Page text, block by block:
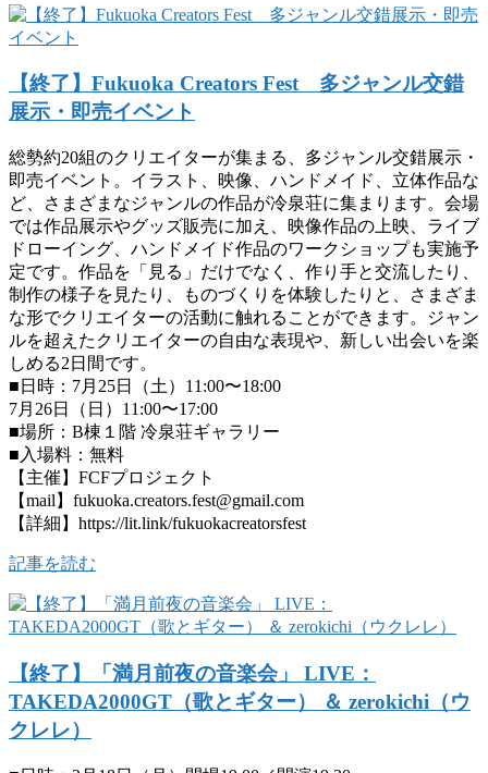
【終了】Fukuoka Creators Fest 多ジャンル交錯
展示・即売イベント
総勢約20組のクリエイターが集まる、多ジャンル交錯展示・
即売イベント。イラスト、映像、ハンドメイド、立体作品な
ど、さまざまなジャンルの作品が冷泉荘に集まります。会場
では作品展示やグッズ販売に加え、映像作品の上映、ライブ
ドローイング、ハンドメイド作品のワークショップも実施予
定です。作品を「見る」だけでなく、作り手と交流したり、
制作の様子を見たり、ものづくりを体験したりと、さまざま
な形でクリエイターの活動に触れることができます。ジャン
ルを超えたクリエイターの自由な表現や、新しい出会いを楽
しめる2日間です。
■日時：7月25日（土）11:00〜18:00
7月26日（日）11:00〜17:00
■場所：B棟１階 冷泉荘ギャラリー
■入場料：無料
【主催】FCFプロジェクト
【mail】fukuoka.creators.fest@gmail.com
【詳細】https://lit.link/fukuokacreatorsfest
記事を読む
【終了】「満月前夜の音楽会」 LIVE：
TAKEDA2000GT（歌とギター） ＆ zerokichi（ウ
クレレ）